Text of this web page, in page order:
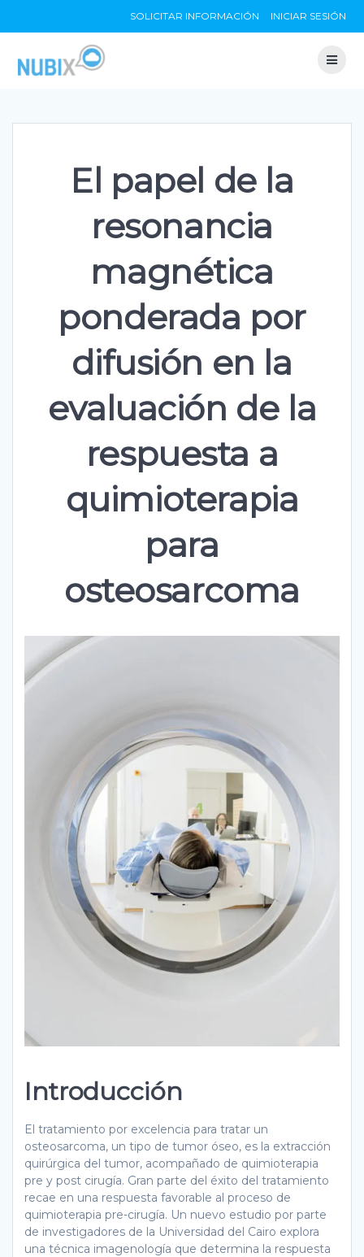
to
SOLICITAR INFORMACIÓN INICIAR SESIÓN
El papel de la
resonancia
magnética
ponderada por
difusión en la
evaluación de la
respuesta a
quimioterapia
para
osteosarcoma
Introducción
El tratamiento por excelencia para tratar un
osteosarcoma, un tipo de tumor óseo, es la extracción
quirúrgica del tumor, acompañado de quimioterapia
pre y post cirugía. Gran parte del éxito del tratamiento
recae en una respuesta favorable al proceso de
quimioterapia pre-cirugía. Un nuevo estudio por parte
de investigadores de la Universidad del Cairo explora
una técnica imagenología que determina la respuesta